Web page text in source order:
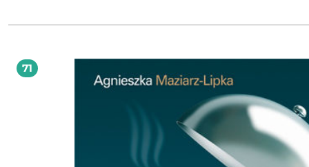
sposób przystępny i ciekawy - zachęca urzędników do tego, aby lepiej
książka jest wspaniałą inspiracją, żeby się bardziej starać, doskonalić. Nie
narzędzi skomplikowanych i trudnych w użyciu — raczej przypomina o
najważniejszych, tworzących dzisiejszy standard obsługi. Raz na jakiś czas
o nich przypominać, żeby nie popaść w rutynę. Radosław Hancewicz
stereotypowego "trudnego klienta", który wzbudza uśmiech, i podpowiada,
postępować, ale nie oszczędza też urzędników i bezlitośnie podaje przykłady
najczęstszych błędów. Autor wielokrotnie porusza ciekawy wątek relacji między
urzędnikiem a klientem i zwraca uwagę na niestosowność wywyższania się
urzędników, ale nie zachęca także do zbytniej uległości w imię zasady "klient
pan". Książkę odradzam teoretykom, a szczerze polecam urzędnikom. Wojciech
Zieliński, zastępca dyrektora Departamentu Służby Cywilnej w Kancelarii
71